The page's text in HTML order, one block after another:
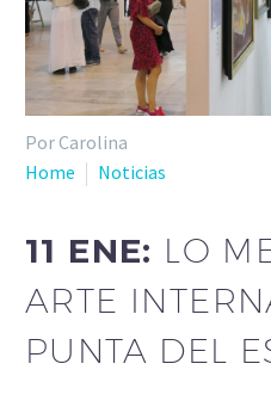
Por Carolina
Home
Noticias
11 ENE: LO
ARTE
PUNTA DEL